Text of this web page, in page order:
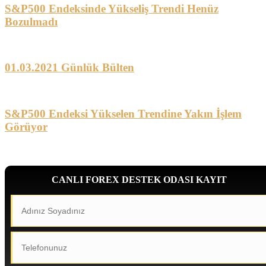
S&P500 Endeksinde Yükseliş Trendi Henüz
Bozulmadı
01.03.2021 Günlük Bülten
S&P500 Endeksi Yükselen Trendine Yakın İşlem
Görüyor
CANLI FOREX DESTEK ODASI KAYIT